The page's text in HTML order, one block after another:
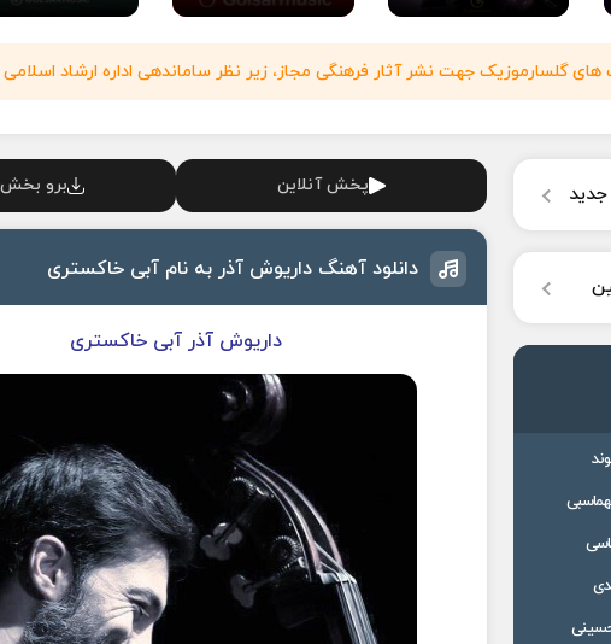
های گلسارموزیک جهت نشر آثار فرهنگی مجاز، زیر نظر ساماندهی اداره ارشاد
پخش آنلاین برو بخش
دانلود آهنگ داریوش آذر به نام آبی خاکستری
داریوش آذر آبی خاکستری